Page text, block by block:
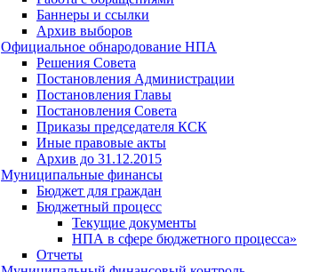
Баннеры и ссылки
Архив выборов
Официальное обнародование НПА
Решения Совета
Постановления Администрации
Постановления Главы
Постановления Совета
Приказы председателя КСК
Иные правовые акты
Архив до 31.12.2015
Муниципальные финансы
Бюджет для граждан
Бюджетный процесс
Текущие документы
НПА в сфере бюджетного процесса»
Отчеты